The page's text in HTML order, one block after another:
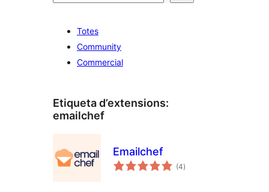
Totes
Community
Commercial
Etiqueta d’extensions:
emailchef
Emailchef
(4puntuacions
totals
)